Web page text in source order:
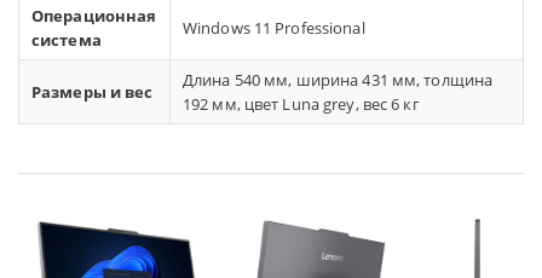
Операционная
система
Windows 11 Professional
Размеры и вес
Длина 540 мм, ширина 431 мм, толщина
192 мм, цвет Luna grey, вес 6 кг